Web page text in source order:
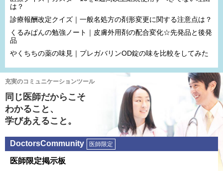
は？
診療報酬改定クイズ｜一般名処方の剤形変更に関する注意点は？
くるみぱんの勉強ノート｜皮膚外用剤の配合変化☆先発品と後発
品
やくちちの薬の味見｜プレガバリンOD錠の味を比較をしてみた
充実のコミュニケーションツール
同じ医師だからこそ
わかること、
学びあえること。
DoctorsCommunity 医師限定
医師限定掲⽰板